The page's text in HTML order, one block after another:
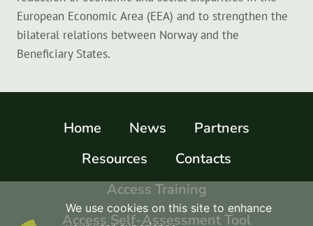
European Economic Area (EEA) and to strengthen the
bilateral relations between Norway and the
Beneficiary States.
Home News
Partners
Resources
Contacts
Access Training
Access Self-Assessment Tool
We use cookies on this site to enhance